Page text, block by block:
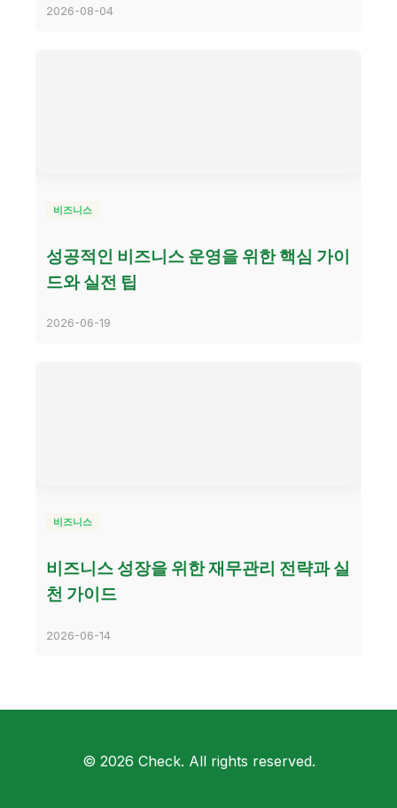
2026-08-04
비즈니스
성공적인 비즈니스 운영을 위한 핵심 가이
드와 실전 팁
2026-06-19
비즈니스
비즈니스 성장을 위한 재무관리 전략과 실
천 가이드
2026-06-14
© 2026 Check. All rights reserved.